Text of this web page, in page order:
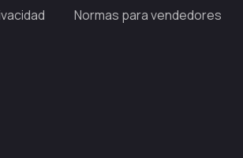
Normas para vendedores